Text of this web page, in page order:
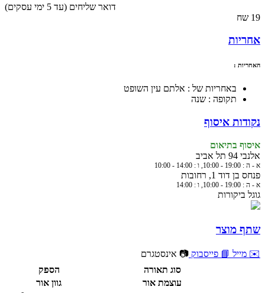
(עד 5 ימי עסקים) דואר שליחים
19 שח
אחריות
האחריות :
באחריות של : אלתם עין השופט
תקופה : שנה
נקודות איסוף
איסוף בתיאום
אלנבי 94 תל אביב
א - ה : 19:00 - 10:00, ו : 14:00 - 10:00
פנחס בן דוד 1, רחובות
א - ה : 19:00 - 10:00, ו : 14:00
גוגל ביקורות
שתף מוצר
✉️ מייל 📘 פייסבוק 📷 אינסטגרם
סוג תאורה
הספק
עוצמת אור
גוון אור